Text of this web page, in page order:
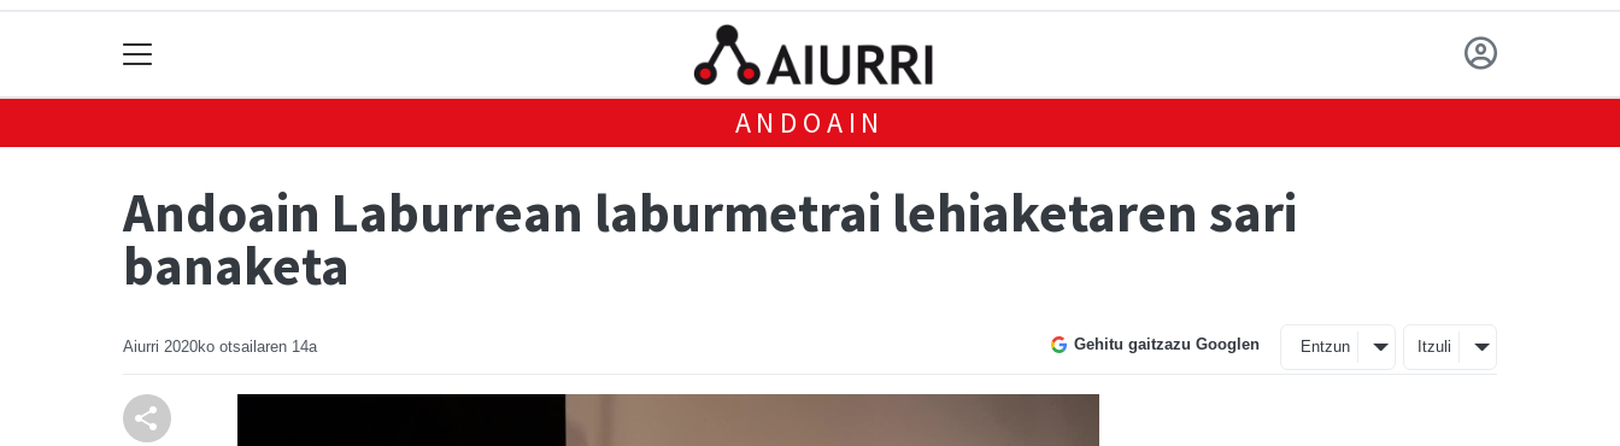
ANDOAIN
Andoain Laburrean laburmetrai lehiaketaren sari
banaketa
Aiurri 2020ko otsailaren 14a Gehitu gaitzazu Googlen Entzun Itzuli